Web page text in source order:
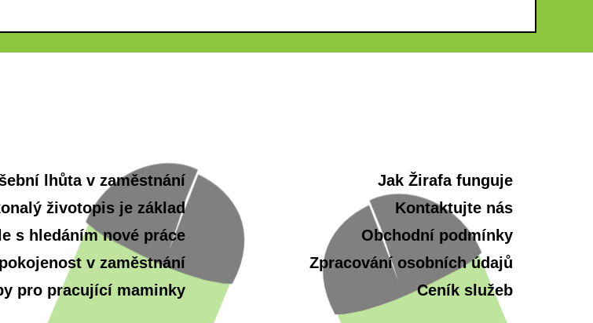
lhůta v zaměstnání
životopis je základ
s hledáním nové práce
v zaměstnání
pro pracující maminky
Jak Žirafa funguje
Kontaktujte nás
Obchodní podmínky
Zpracování osobních údajů
Ceník služeb